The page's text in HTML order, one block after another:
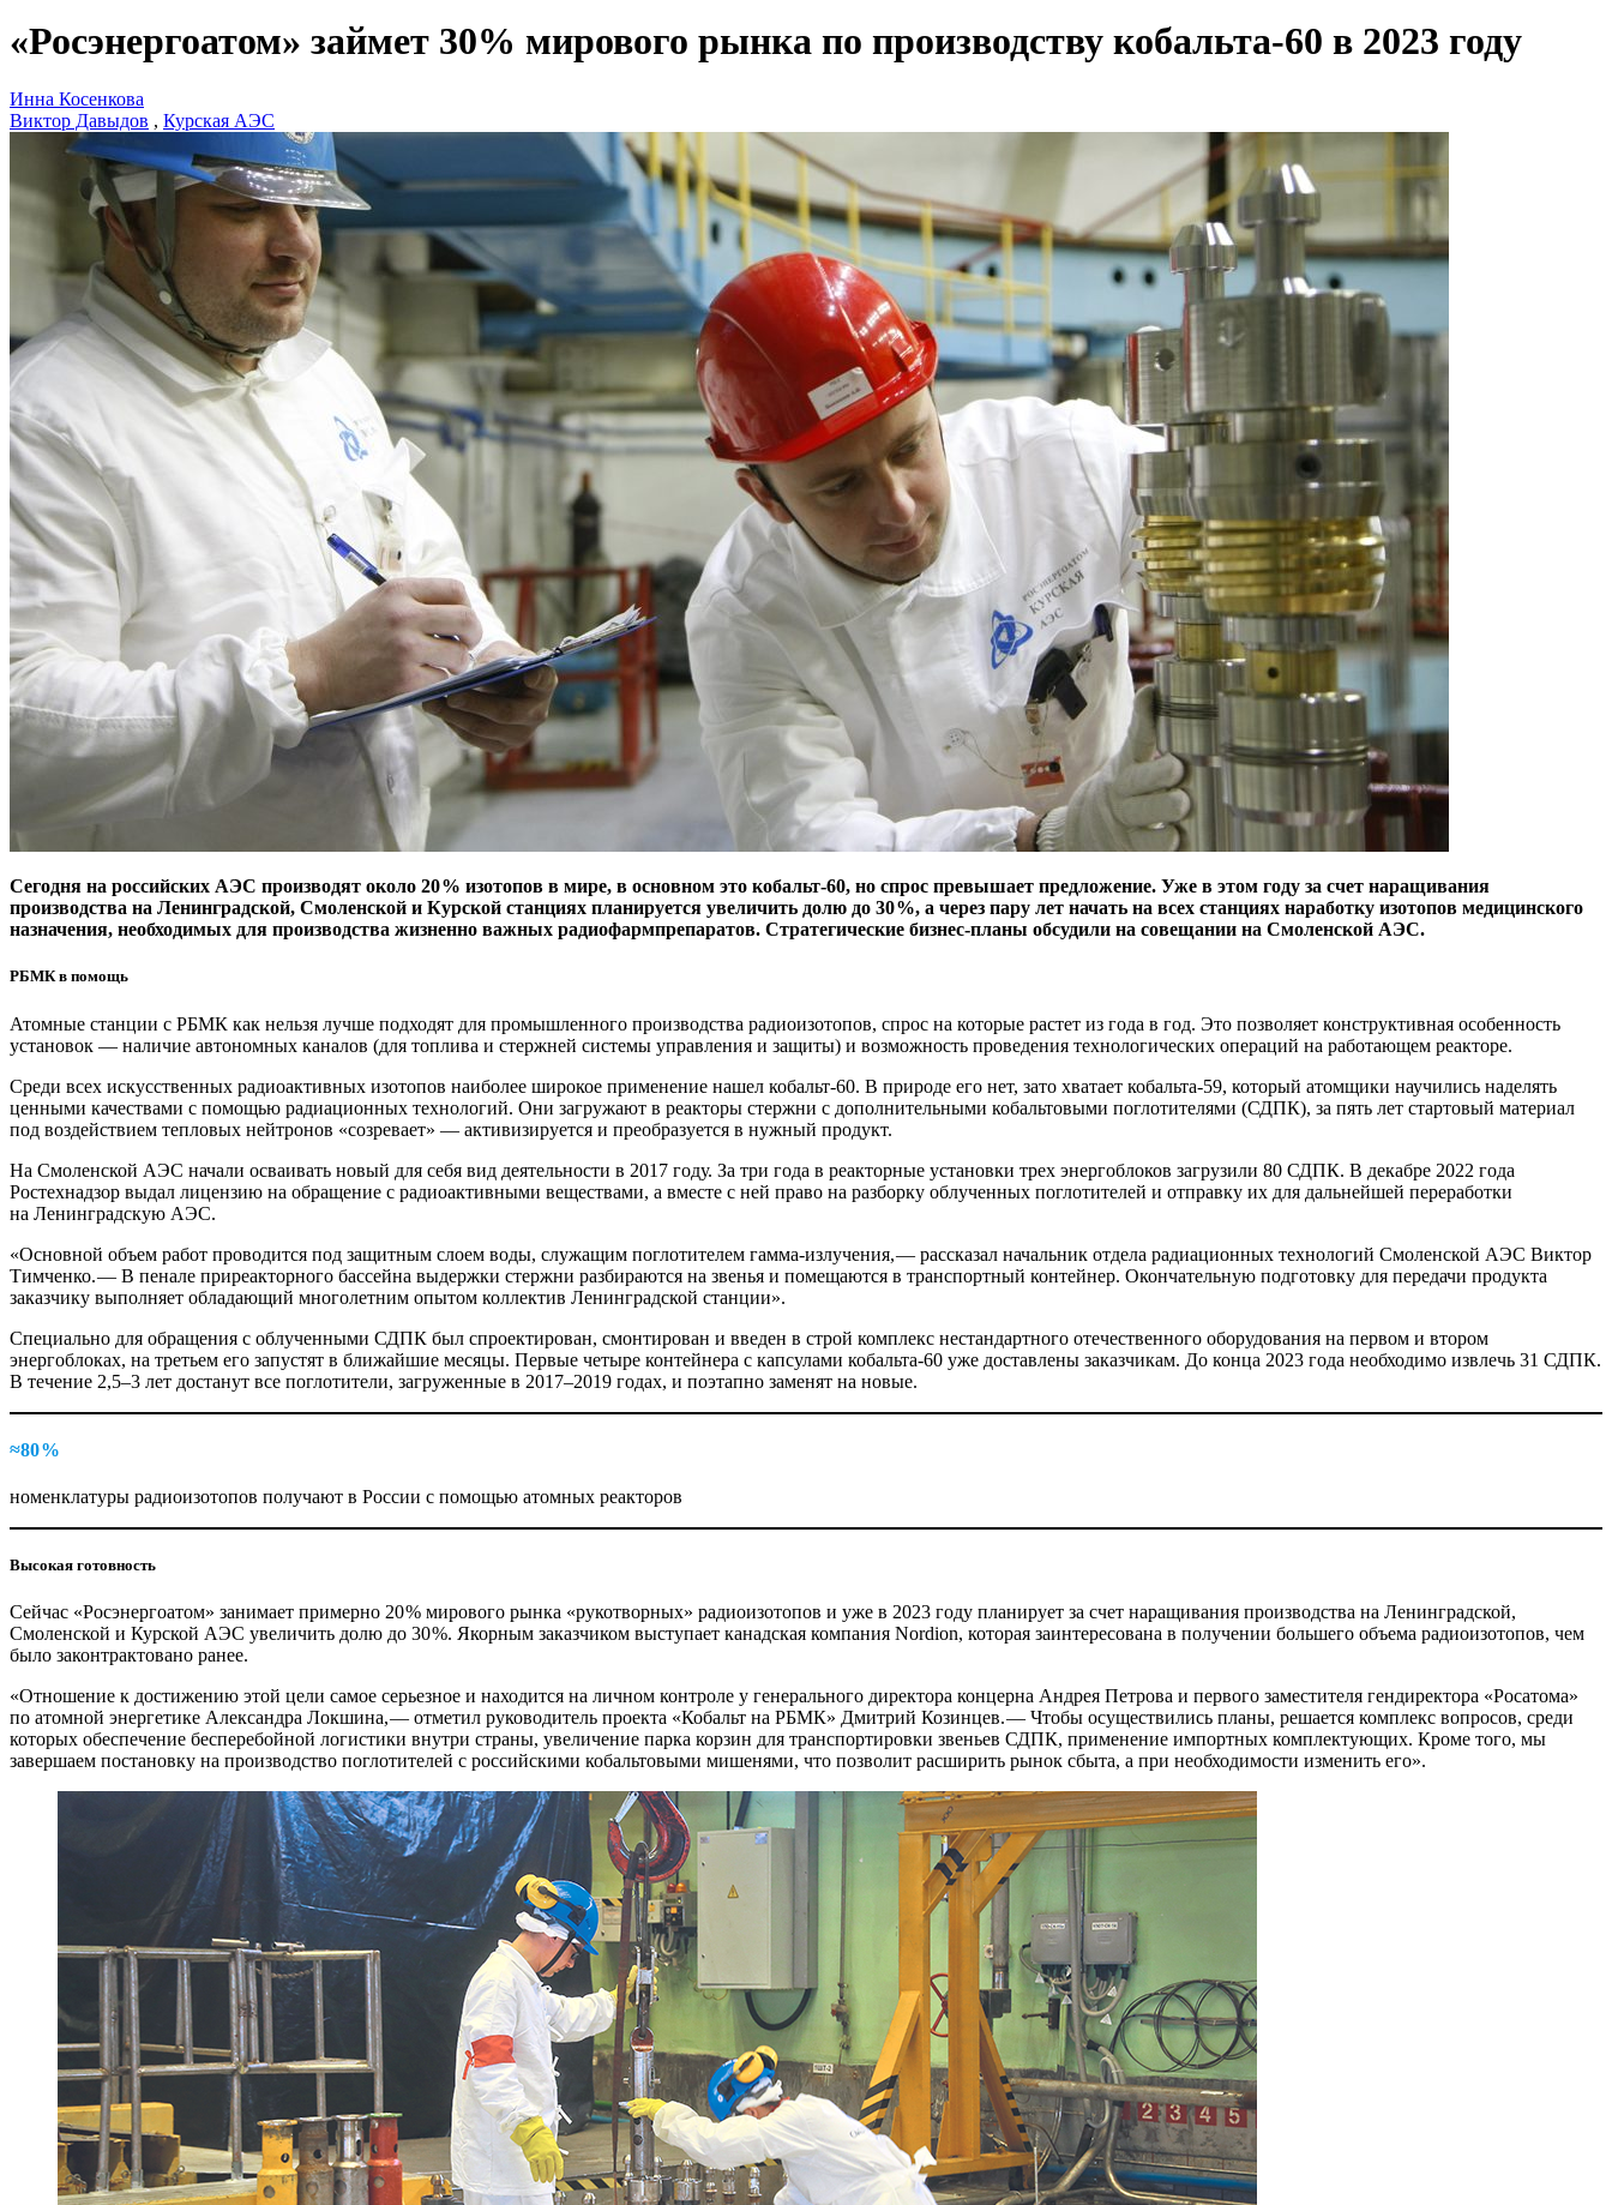
«Росэнергоатом» займет 30% мирового рынка по производству кобальта-60 в 2023 году
Инна Косенкова
Виктор Давыдов , Курская АЭС
Сегодня на российских АЭС производят около 20 % изотопов в мире, в основном это кобальт‑60, но спрос превышает предложение. Уже в этом году за счет наращивания
производства на Ленинградской, Смоленской и Курской станциях планируется увеличить долю до 30 %, а через пару лет начать на всех станциях наработку изотопов медицинского
назначения, необходимых для производства жизненно важных радиофармпрепаратов. Стратегические бизнес-планы обсудили на совещании на Смоленской АЭС.
РБМК в помощь
Атомные станции с РБМК как нельзя лучше подходят для промышленного производства радиоизотопов, спрос на которые растет из года в год. Это позволяет конструктивная особенность
установок — наличие автономных каналов (для топлива и стержней системы управления и защиты) и возможность проведения технологических операций на работающем реакторе.
Среди всех искусственных радиоактивных изотопов наиболее широкое применение нашел кобальт‑60. В природе его нет, зато хватает кобальта‑59, который атомщики научились наделять
ценными качествами с помощью радиационных технологий. Они загружают в реакторы стержни с дополнительными кобальтовыми поглотителями (СДПК), за пять лет стартовый материал
под воздействием тепловых нейтронов «созревает» — активизируется и преобразуется в нужный продукт.
На Смоленской АЭС начали осваивать новый для себя вид деятельности в 2017 году. За три года в реакторные установки трех энергоблоков загрузили 80 СДПК. В декабре 2022 года
Ростехнадзор выдал лицензию на обращение с радиоактивными веществами, а вместе с ней право на разборку облученных поглотителей и отправку их для дальнейшей переработки
на Ленинградскую АЭС.
«Основной объем работ проводится под защитным слоем воды, служащим поглотителем гамма-излучения, — рассказал начальник отдела радиационных технологий Смоленской АЭС Виктор
Тимченко. — В пенале приреакторного бассейна выдержки стержни разбираются на звенья и помещаются в транспортный контейнер. Окончательную подготовку для передачи продукта
заказчику выполняет обладающий многолетним опытом коллектив Ленинградской станции».
Специально для обращения с облученными СДПК был спроектирован, смонтирован и введен в строй комплекс нестандартного отечественного оборудования на первом и втором
энергоблоках, на третьем его запустят в ближайшие месяцы. Первые четыре контейнера с капсулами кобальта‑60 уже доставлены заказчикам. До конца 2023 года необходимо извлечь 31 СДПК.
В течение 2,5–3 лет достанут все поглотители, загруженные в 2017–2019 годах, и поэтапно заменят на новые.
≈80 %
номенклатуры радиоизотопов получают в России с помощью атомных реакторов
Высокая готовность
Сейчас «Росэнергоатом» занимает примерно 20 % мирового рынка «рукотворных» радиоизотопов и уже в 2023 году планирует за счет наращивания производства на Ленинградской,
Смоленской и Курской АЭС увеличить долю до 30 %. Якорным заказчиком выступает канадская компания Nordion, которая заинтересована в получении большего объема радиоизотопов, чем
было законтрактовано ранее.
«Отношение к достижению этой цели самое серьезное и находится на личном контроле у генерального директора концерна Андрея Петрова и первого заместителя гендиректора «Росатома»
по атомной энергетике Александра Локшина, — отметил руководитель проекта «Кобальт на РБМК» Дмитрий Козинцев. — Чтобы осуществились планы, решается комплекс вопросов, среди
которых обеспечение бесперебойной логистики внутри страны, увеличение парка корзин для транспортировки звеньев СДПК, применение импортных комплектующих. Кроме того, мы
завершаем постановку на производство поглотителей с российскими кобальтовыми мишенями, что позволит расширить рынок сбыта, а при необходимости изменить его».